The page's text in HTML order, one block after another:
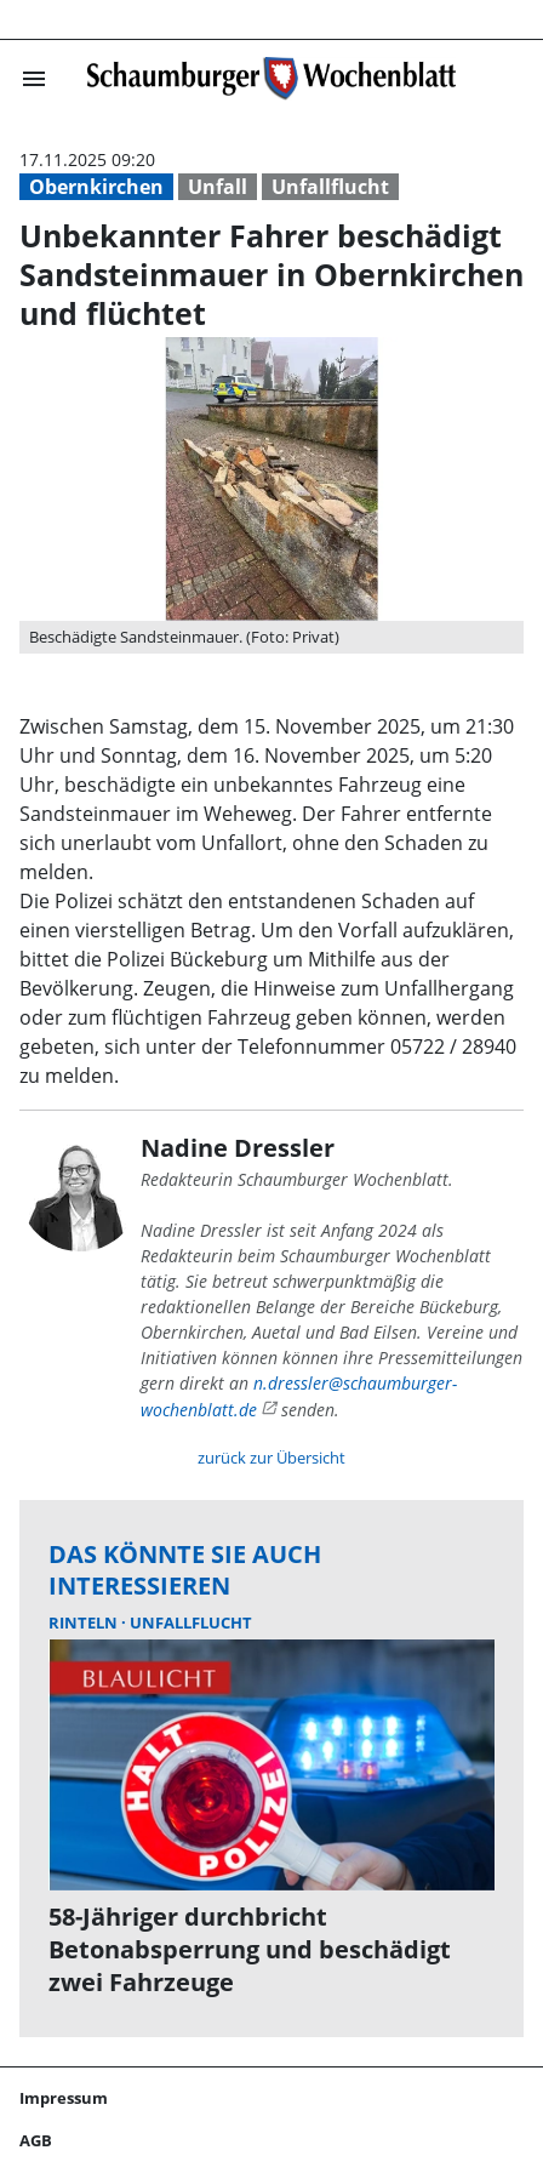
menu Unbekannter
Obernkirchen Unfall Unfallflucht
17.11.2025 09:20
Unbekannter Fahrer beschädigt
Sandsteinmauer in Obernkirchen
und flüchtet
Beschädigte Sandsteinmauer. (Foto: Privat)
Zwischen Samstag, dem 15. November 2025, um 21:30
Uhr und Sonntag, dem 16. November 2025, um 5:20
Uhr, beschädigte ein unbekanntes Fahrzeug eine
Sandsteinmauer im Weheweg. Der Fahrer entfernte
sich unerlaubt vom Unfallort, ohne den Schaden zu
melden.
Die Polizei schätzt den entstandenen Schaden auf
einen vierstelligen Betrag. Um den Vorfall aufzuklären,
bittet die Polizei Bückeburg um Mithilfe aus der
Bevölkerung. Zeugen, die Hinweise zum Unfallhergang
oder zum flüchtigen Fahrzeug geben können, werden
gebeten, sich unter der Telefonnummer 05722 / 28940
zu melden.
Nadine Dressler
Redakteurin Schaumburger Wochenblatt.
Nadine Dressler ist seit Anfang 2024 als
Redakteurin beim Schaumburger Wochenblatt
tätig. Sie betreut schwerpunktmäßig die
redaktionellen Belange der Bereiche Bückeburg,
Obernkirchen, Auetal und Bad Eilsen. Vereine und
Initiativen können können ihre Pressemitteilungen
gern direkt an n.dressler@schaumburger-
wochenblatt.de
senden.
zurück zur Übersicht
DAS KÖNNTE SIE AUCH
INTERESSIEREN
RINTELN UNFALLFLUCHT
58-Jähriger durchbricht
Betonabsperrung und beschädigt
zwei Fahrzeuge
Impressum
AGB